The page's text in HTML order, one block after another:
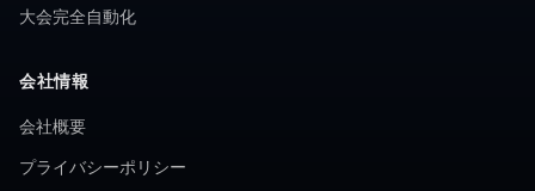
大会完全自動化
会社情報
会社概要
プライバシーポリシー